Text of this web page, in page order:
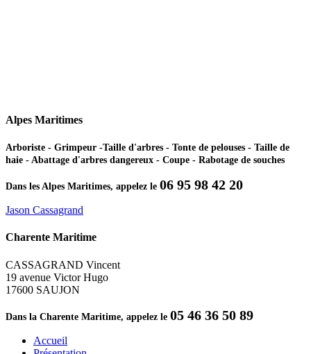
Alpes Maritimes
Arboriste - Grimpeur -Taille d'arbres - Tonte de pelouses - Taille de
haie - Abattage d'arbres dangereux - Coupe - Rabotage de souches
Dans les Alpes Maritimes, appelez le 06 95 98 42 20
Jason Cassagrand
Charente Maritime
CASSAGRAND Vincent
19 avenue Victor Hugo
17600 SAUJON
Dans la Charente Maritime, appelez le 05 46 36 50 89
Accueil